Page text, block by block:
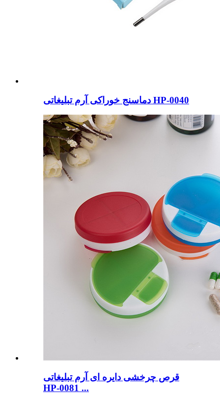
دماسنج خوراکی آرم تبلیغاتی HP-0040
قرص چرخشی دایره ای آرم تبلیغاتی
HP-0081 ...